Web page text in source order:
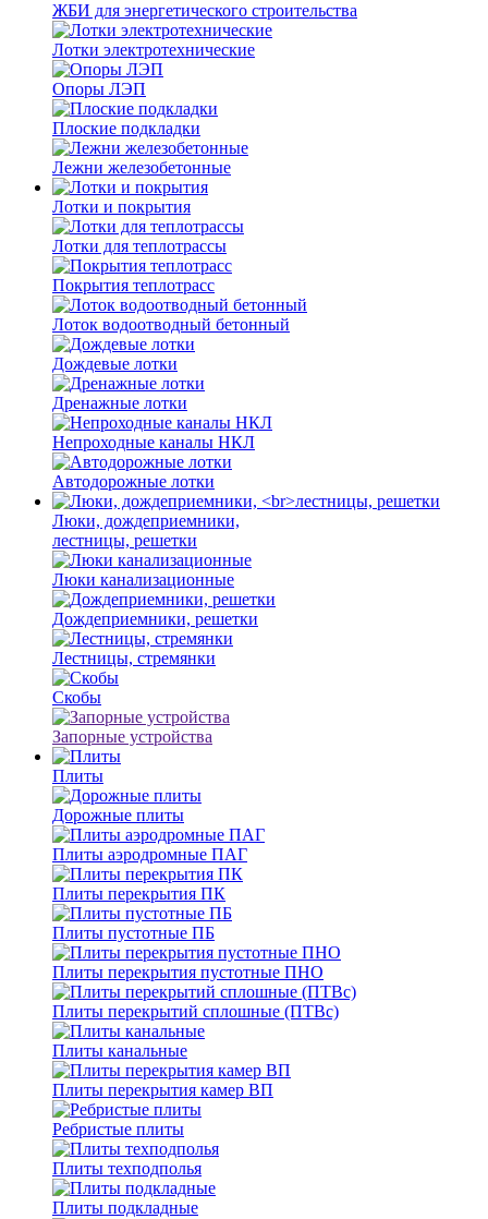
ЖБИ для энергетического строительства
Лотки электротехнические
Опоры ЛЭП
Плоские подкладки
Лежни железобетонные
Лотки и покрытия
Лотки для теплотрассы
Покрытия теплотрасс
Лоток водоотводный бетонный
Дождевые лотки
Дренажные лотки
Непроходные каналы НКЛ
Автодорожные лотки
Люки, дождеприемники,
лестницы, решетки
Люки канализационные
Дождеприемники, решетки
Лестницы, стремянки
Скобы
Запорные устройства
Плиты
Дорожные плиты
Плиты аэродромные ПАГ
Плиты перекрытия ПК
Плиты пустотные ПБ
Плиты перекрытия пустотные ПНО
Плиты перекрытий сплошные (ПТВс)
Плиты канальные
Плиты перекрытия камер ВП
Ребристые плиты
Плиты техподполья
Плиты подкладные